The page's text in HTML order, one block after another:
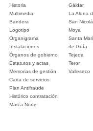
Historia
Multimedia
Bandera
Logotipo
Organigrama
Instalaciones
Órganos de gobierno
Estatutos y actas
Memorias de gestión
Carta de servicios
Plan Antifraude
Histórico contratación
Marca Norte
Gáldar
La Aldea
San
Moya
Santa
de Guía
Tejeda
Teror
Valleseco